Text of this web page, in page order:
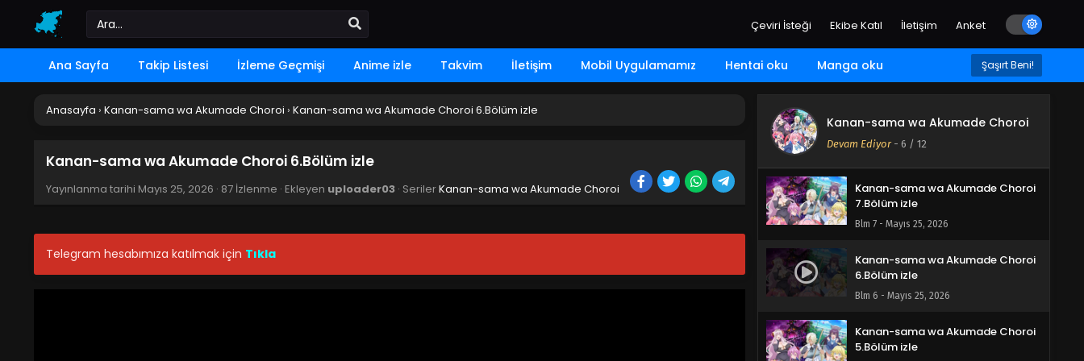
Çeviri İsteği Ekibe Katıl İletişim Anket
Ana Sayfa Takip Listesi İzleme Geçmişi Anime izle Takvim İletişim Mobil Uygulamamız Hentai oku Manga oku Şaşırt Beni!
Anasayfa › Kanan-sama wa Akumade Choroi › Kanan-sama wa Akumade Choroi 6.Bölüm izle
Kanan-sama wa Akumade Choroi 6.Bölüm izle
Yayınlanma tarihi Mayıs 25, 2026 · 87 İzlenme · Ekleyen uploader03 · SerilerKanan-sama wa Akumade Choroi
Telegram hesabımıza katılmak için Tıkla
Kanan-sama wa Akumade Choroi
Devam Ediyor- 6 / 12
Kanan-sama wa Akumade Choroi
8.Bölüm izle
Blm 8 - Mayıs 25, 2026
Kanan-sama wa Akumade Choroi
7.Bölüm izle
Blm 7 - Mayıs 25, 2026
Kanan-sama wa Akumade Choroi
6.Bölüm izle
Blm 6 - Mayıs 25, 2026
Kanan-sama wa Akumade Choroi
5.Bölüm izle